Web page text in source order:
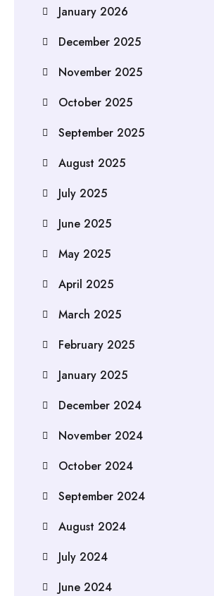
January 2026
December 2025
November 2025
October 2025
September 2025
August 2025
July 2025
June 2025
May 2025
April 2025
March 2025
February 2025
January 2025
December 2024
November 2024
October 2024
September 2024
August 2024
July 2024
June 2024